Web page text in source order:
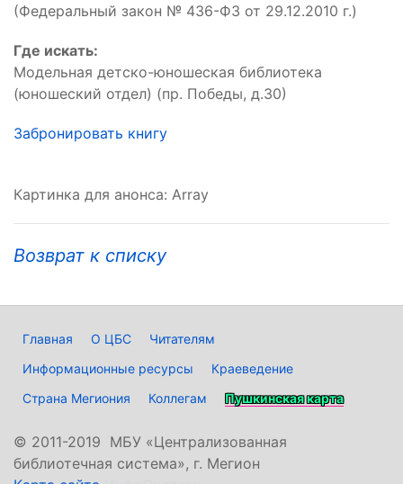
(Федеральный закон № 436-ФЗ от 29.12.2010 г.)
Где искать:
Модельная детско-юношеская библиотека
(юношеский отдел) (пр. Победы, д.30)
Забронировать книгу
Картинка для анонса: Array
Возврат к списку
Главная О ЦБС
Читателям
Информационные ресурсы
Краеведение
Страна Мегиония
Коллегам Пушкинская карта
© 2011-2019 МБУ «Централизованная
библиотечная система», г. Мегион